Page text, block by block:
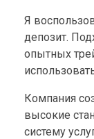
Я
депозит.
опытных
Компания
высокие
систему